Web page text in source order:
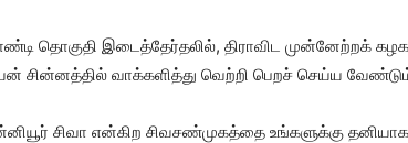
தொகுதி இடைத்தேர்தலில், திராவிட முன்னேற்றக்
சின்னத்தில் வாக்களித்து வெற்றி பெறச் செய்ய
சிவா என்கிற சிவசண்முகத்தை உங்களுக்கு